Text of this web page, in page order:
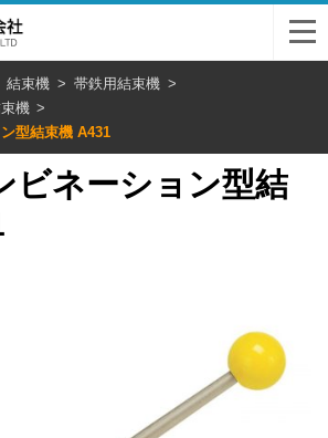
結束機
帯鉄用結束機
機
型結束機 A431
ビネーション型結